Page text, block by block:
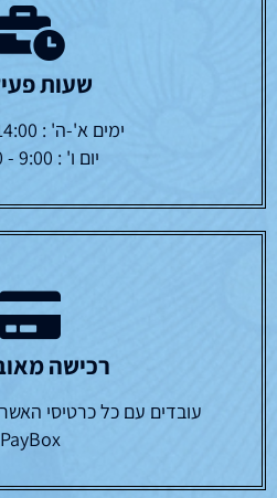
שעות
ימים א'-ה' : 14:00 - 19:00
יום ו' : 9:00 - 10:30
רכישה
PayBox